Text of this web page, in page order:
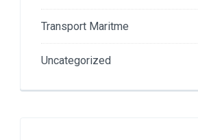
Transport Maritme
Uncategorized